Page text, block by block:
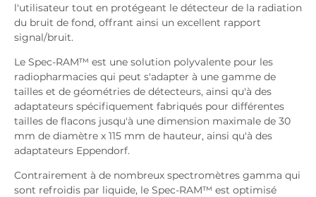
l'utilisateur tout en protégeant le détecteur de la radiation
du bruit de fond, offrant ainsi un excellent rapport
signal/bruit.
Le Spec-RAM™ est une solution polyvalente pour les
radiopharmacies qui peut s'adapter à une gamme de
tailles et de géométries de détecteurs, ainsi qu'à des
adaptateurs spécifiquement fabriqués pour différentes
tailles de flacons jusqu'à une dimension maximale de 30
mm de diamètre x 115 mm de hauteur, ainsi qu'à des
adaptateurs Eppendorf.
Contrairement à de nombreux spectromètres gamma qui
sont refroidis par liquide, le Spec-RAM™ est optimisé